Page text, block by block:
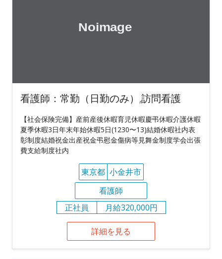
看護師：常勤（日勤のみ）,訪問看護
【社会保険完備】産前産後休暇育児休暇慶弔休暇介護休暇
夏季休暇3日年末年始休暇5日(1230〜13)結婚休暇社内表
彰制度結婚祝金出産祝金弔慰金傷病等見舞金制度学会出張
費支給制度社内
東京都 小金井市
看護師
正社員
月給320,000円
詳細を見る